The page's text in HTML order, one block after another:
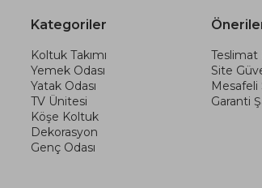
Kategoriler
Koltuk Takımı
Yemek Odası
Yatak Odası
TV Ünitesi
Köşe Koltuk
Dekorasyon
Genç Odası
Teslimat
Site
Mesafeli
Garanti